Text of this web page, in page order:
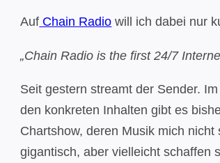
Auf Chain Radio will ich dabei nur
„Chain Radio is the first 24/7
Seit gestern streamt der Sender. Im
den konkreten Inhalten gibt es
Chartshow, deren Musik mich
gigantisch, aber vielleicht schaffen